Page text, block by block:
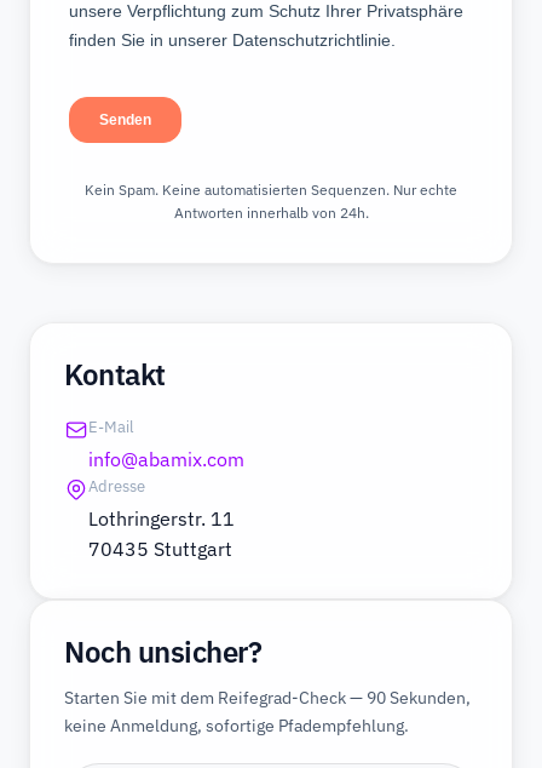
Kein Spam. Keine automatisierten Sequenzen. Nur echte
Antworten innerhalb von 24h.
Kontakt
E-Mail
info@abamix.com
Adresse
Lothringerstr. 11
70435 Stuttgart
Noch unsicher?
Starten Sie mit dem Reifegrad-Check — 90 Sekunden,
keine Anmeldung, sofortige Pfadempfehlung.